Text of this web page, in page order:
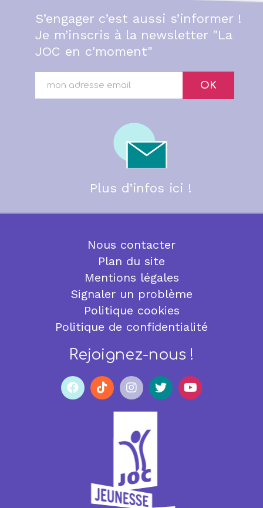
S’engager c’est aussi s’informer !
Je m’inscris à la newsletter "La
JOC en c'moment"
OK
Plus d’infos ici !
Nous contacter
Plan du site
Mentions légales
Signaler un problème
Politique cookies
Politique de confidentialité
Rejoignez-nous !